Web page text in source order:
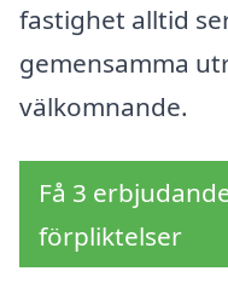
fastighet alltid
gemensamma
välkomnande.
Få 3
förpliktelser